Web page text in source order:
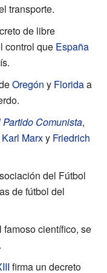
transporte.
de libre
control que España
Oregón y Floridaa
Comunista,
Karl Marxy Friedrich
del Fútbol
de fútbol del
famoso científico, se
.
firma un decreto